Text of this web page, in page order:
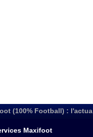
(100% Football) :
Maxifoot